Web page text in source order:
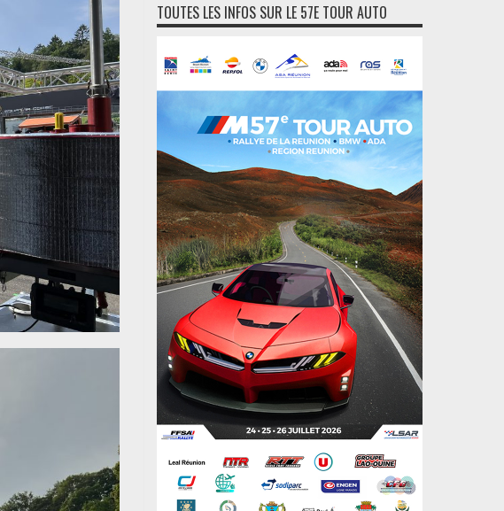
TOUTES LES INFOS SUR LE 57E TOUR AUTO